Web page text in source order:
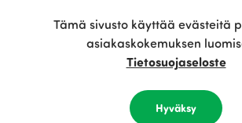
Poimi laajasta kotimaisten
kuulua useita vaatekappaleita
ja takkeihin. Ajattomat värit ja kuosit
Tämä sivusto käyttää evästeitä
asiakaskokemuksen
Tietosuojaseloste
Hyväksy